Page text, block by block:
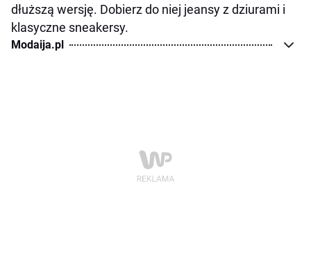
dłuższą wersję. Dobierz do niej jeansy z dziurami i
klasyczne sneakersy.
Modaija.pl